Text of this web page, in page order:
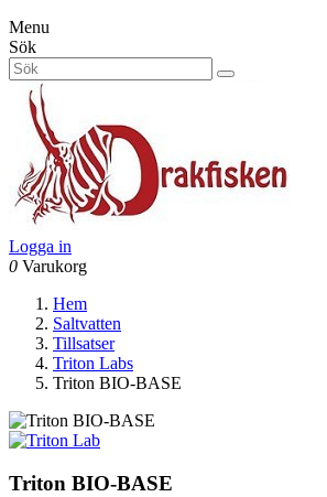
Menu
Sök
Logga in
0 Varukorg
Hem
Saltvatten
Tillsatser
Triton Labs
Triton BIO-BASE
Triton BIO-BASE